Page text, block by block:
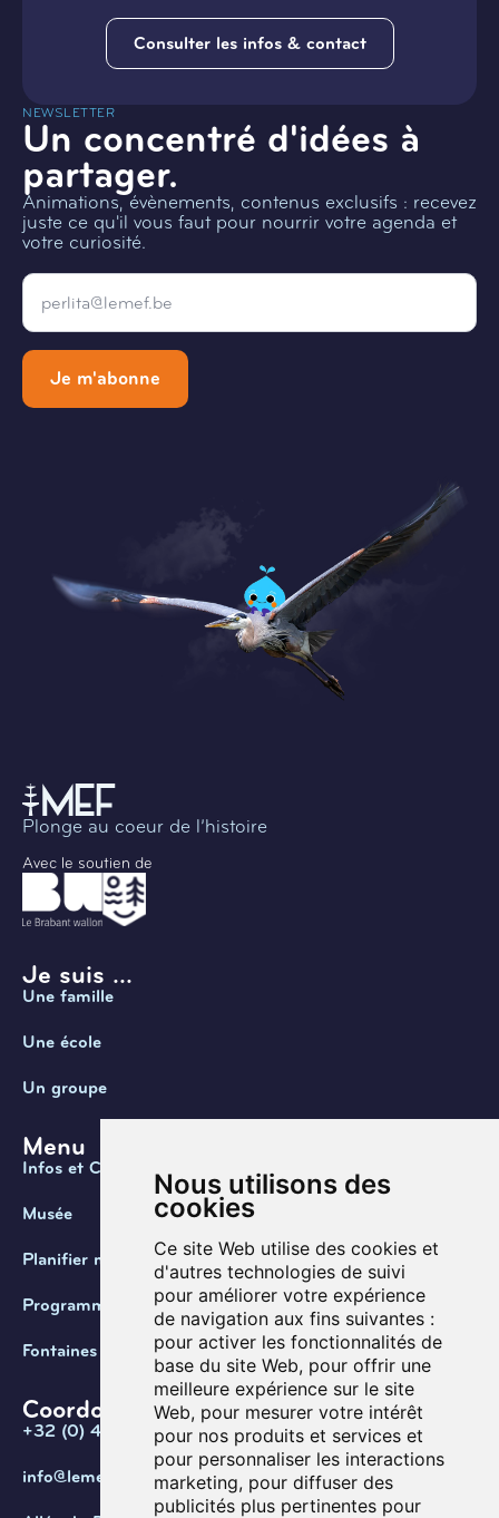
Nous utilisons des
cookies
Ce site Web utilise des cookies et
d'autres technologies de suivi
pour améliorer votre expérience
de navigation aux fins suivantes :
pour activer les fonctionnalités de
base du site Web, pour offrir une
meilleure expérience sur le site
Web, pour mesurer votre intérêt
pour nos produits et services et
pour personnaliser les interactions
marketing, pour diffuser des
publicités plus pertinentes pour
Consulter les infos & contact
NEWSLETTER
Un concentré d'idées à
partager.
Animations, évènements, contenus exclusifs : recevez
juste ce qu'il vous faut pour nourrir votre agenda et
votre curiosité.
Email
Je m'abonne
Plonge au coeur de l’histoire
Avec le soutien de
Je suis ...
Une famille
Une école
Un groupe
Menu
Infos et Contact
Musée
Planifier ma visite
Programmation
Fontaines de Belgique
Coordonnées
+32 (0) 470 / 67.20.55
info@lemef.be